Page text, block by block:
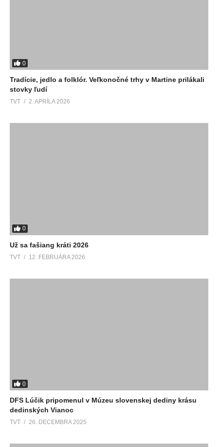
0
Tradície, jedlo a folklór. Veľkonočné trhy v Martine prilákali
stovky ľudí
TVT 2. APRÍLA 2026
0
Už sa fašiang kráti 2026
TVT 12. FEBRUÁRA 2026
0
DFS Lúčik pripomenul v Múzeu slovenskej dediny krásu
dedinských Vianoc
TVT 26. DECEMBRA 2025